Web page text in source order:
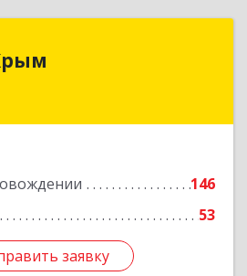
146
53
заявку
Симферополь г, Козлова ул,
заявку